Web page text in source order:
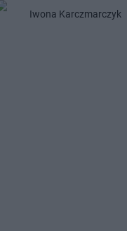
Iwona Karczmarczyk